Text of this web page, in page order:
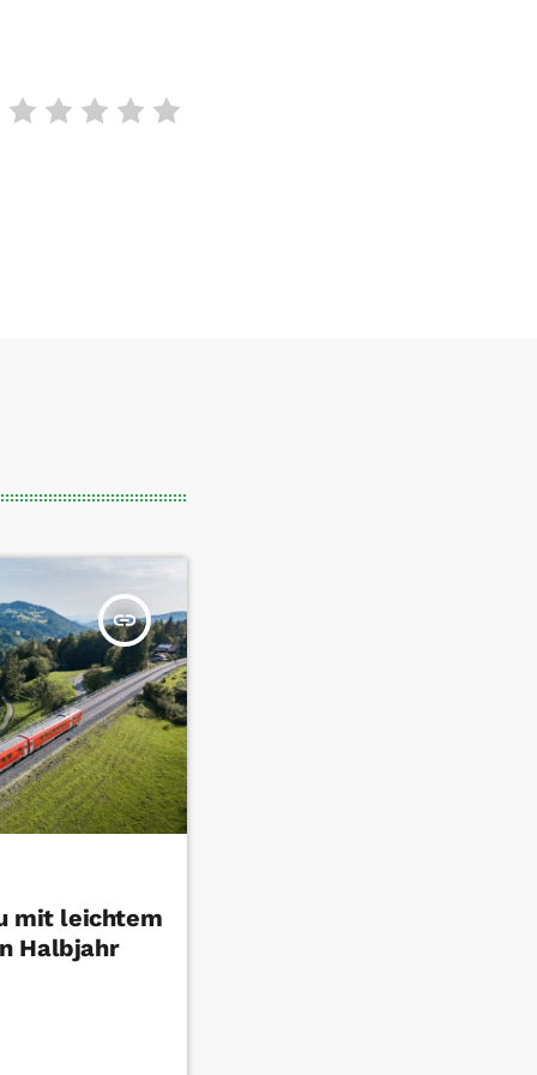
insert_link
mit leichtem
Halbjahr